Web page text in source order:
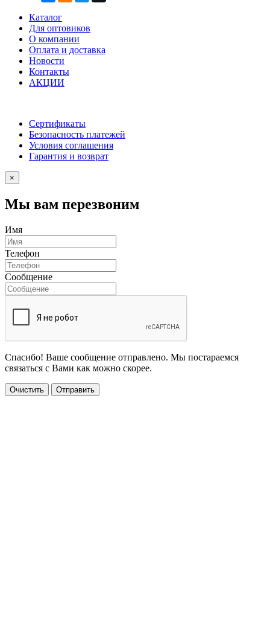
Каталог
Для оптовиков
О компании
Оплата и доставка
Новости
Контакты
АКЦИИ
Сертификаты
Безопасность платежей
Условия соглашения
Гарантия и возврат
×
Мы вам перезвоним
Имя
Телефон
Сообщение
Спасибо! Ваше сообщение отправлено. Мы постараемся
связаться с Вами как можно скорее.
Очистить Отправить